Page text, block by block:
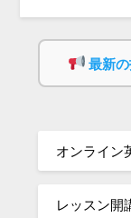
最新
オンライン
レッスン開